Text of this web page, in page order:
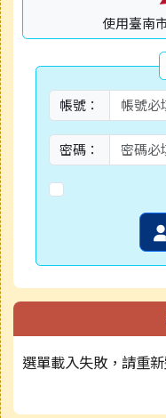
使用臺南
帳號：
密碼：
選單載入失敗，請重